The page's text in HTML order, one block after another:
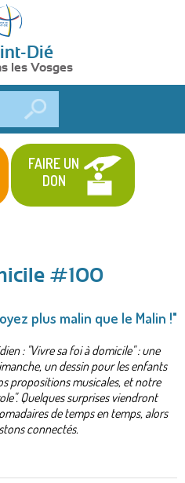
Dié
les Vosges
FAIRE UN
DON
#100
plus malin que le Malin !"
: "Vivre sa foi à domicile" : une
un dessin pour les enfants
propositions musicales, et notre
Quelques surprises viendront
de temps en temps, alors
connectés.